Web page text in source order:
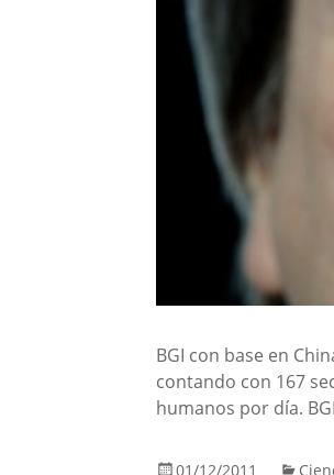
BGI con base en
contando con 167
humanos por día.
01/12/2011